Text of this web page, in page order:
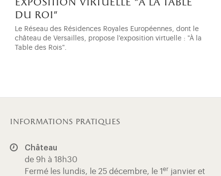
exposition virtuelle "a la table
du roi"
Le Réseau des Résidences Royales Européennes, dont le
château de Versailles, propose l'exposition virtuelle : "À la
Table des Rois".
informations pratiques
Château
de 9h à 18h30
Fermé les lundis, le 25 décembre, le 1 er janvier et